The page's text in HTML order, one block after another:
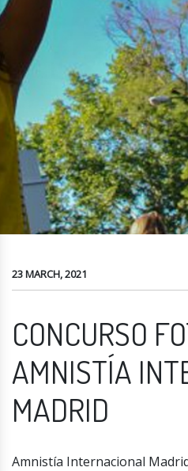
23 MARCH, 2021
CONCURSO
AMNISTÍA
MADRID
Amnistía Internacional